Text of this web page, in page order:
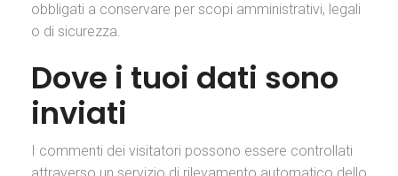
obbligati a conservare per scopi amministrativi, legali
o di sicurezza.
Dove i tuoi dati sono
inviati
I commenti dei visitatori possono essere controllati